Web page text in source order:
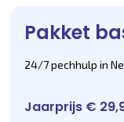
Pakket
24/7 pechhulp in
Jaarprijs €